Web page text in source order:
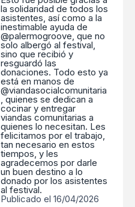
la solidaridad de todos los
asistentes, así como a la
inestimable ayuda de
@palermogroove, que no
solo albergó al festival,
sino que recibió y
resguardó las
donaciones. Todo esto ya
está en manos de
@viandasocialcomunitaria
, quienes se dedican a
cocinar y entregar
viandas comunitarias a
quienes lo necesitan. Les
felicitamos por el trabajo,
tan necesario en estos
tiempos, y les
agradecemos por darle
un buen destino a lo
donado por los asistentes
al festival.
Publicado el 16/04/2026